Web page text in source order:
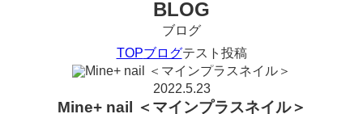
BLOG
ブログ
TOPブログテスト投稿
2022.5.23
Mine+ nail ＜マインプラスネイル＞